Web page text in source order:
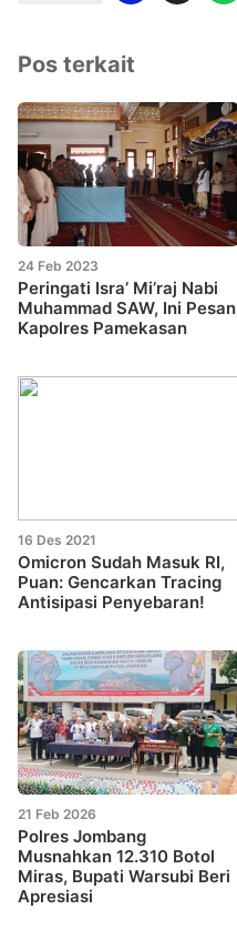
Pos terkait
24 Feb 2023
Peringati Isra’ Mi’raj Nabi
Muhammad SAW, Ini Pesan
Kapolres Pamekasan
16 Des 2021
Omicron Sudah Masuk RI,
Puan: Gencarkan Tracing
Antisipasi Penyebaran!
21 Feb 2026
Polres Jombang
Musnahkan 12.310 Botol
Miras, Bupati Warsubi Beri
Apresiasi